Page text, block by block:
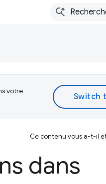
votre
Ce contenu vous a-t-il
dans